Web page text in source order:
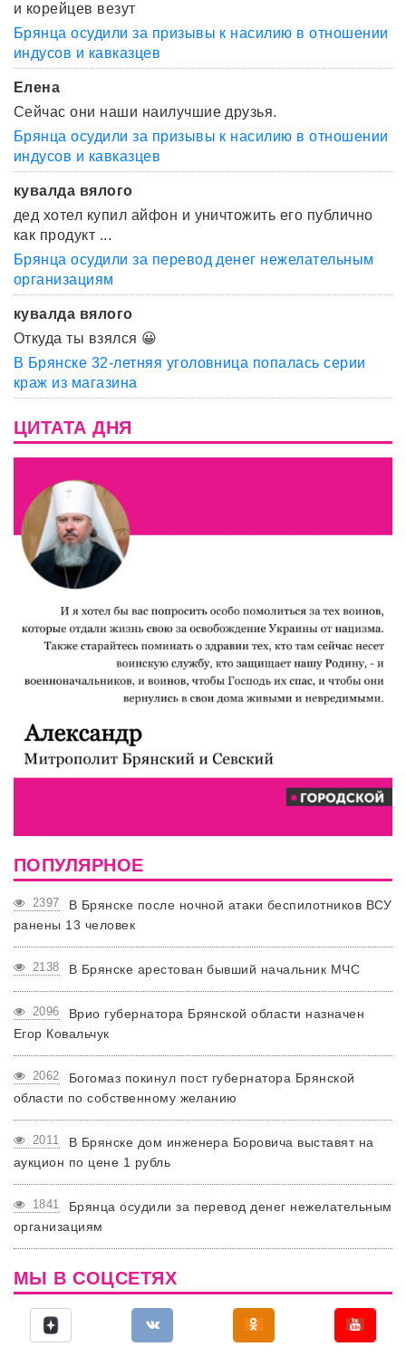
и корейцев везут
Брянца осудили за призывы к насилию в отношении
индусов и кавказцев
Елена
Сейчас они наши наилучшие друзья.
Брянца осудили за призывы к насилию в отношении
индусов и кавказцев
кувалда вялого
дед хотел купил айфон и уничтожить его публично
как продукт ...
Брянца осудили за перевод денег нежелательным
организациям
кувалда вялого
Откуда ты взялся 😀
В Брянске 32-летняя уголовница попалась серии
краж из магазина
ЦИТАТА ДНЯ
ПОПУЛЯРНОЕ
2397
В Брянске после ночной атаки беспилотников ВСУ
ранены 13 человек
2138 В Брянске арестован бывший начальник МЧС
2096
Врио губернатора Брянской области назначен
Егор Ковальчук
2062
Богомаз покинул пост губернатора Брянской
области по собственному желанию
2011
В Брянске дом инженера Боровича выставят на
аукцион по цене 1 рубль
1841
Брянца осудили за перевод денег нежелательным
организациям
МЫ В СОЦСЕТЯХ